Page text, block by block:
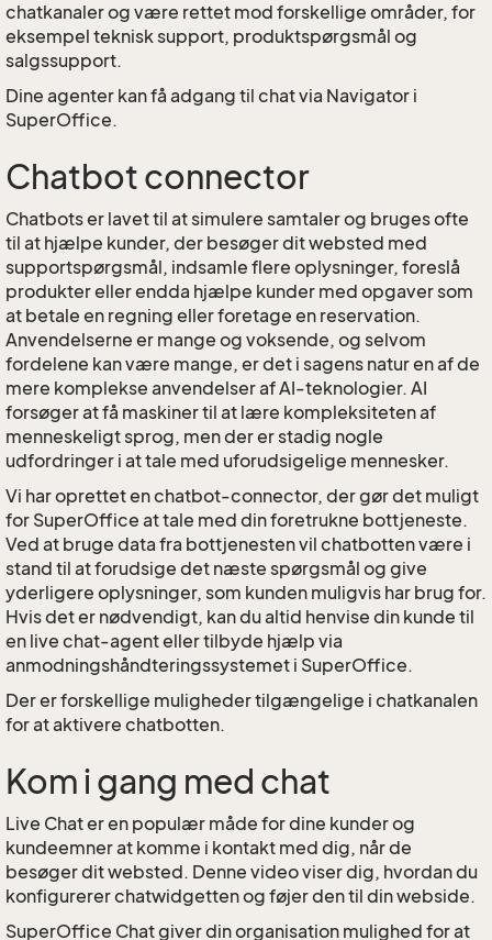
chatkanaler og være rettet mod forskellige områder, for
eksempel teknisk support, produktspørgsmål og
salgssupport.
Dine agenter kan få adgang til chat via Navigator i
SuperOffice.
Chatbot connector
Chatbots er lavet til at simulere samtaler og bruges ofte
til at hjælpe kunder, der besøger dit websted med
supportspørgsmål, indsamle flere oplysninger, foreslå
produkter eller endda hjælpe kunder med opgaver som
at betale en regning eller foretage en reservation.
Anvendelserne er mange og voksende, og selvom
fordelene kan være mange, er det i sagens natur en af de
mere komplekse anvendelser af AI-teknologier. AI
forsøger at få maskiner til at lære kompleksiteten af
menneskeligt sprog, men der er stadig nogle
udfordringer i at tale med uforudsigelige mennesker.
Vi har oprettet en chatbot-connector, der gør det muligt
for SuperOffice at tale med din foretrukne bottjeneste.
Ved at bruge data fra bottjenesten vil chatbotten være i
stand til at forudsige det næste spørgsmål og give
yderligere oplysninger, som kunden muligvis har brug for.
Hvis det er nødvendigt, kan du altid henvise din kunde til
en live chat-agent eller tilbyde hjælp via
anmodningshåndteringssystemet i SuperOffice.
Der er forskellige muligheder tilgængelige i chatkanalen
for at aktivere chatbotten.
Kom i gang med chat
Live Chat er en populær måde for dine kunder og
kundeemner at komme i kontakt med dig, når de
besøger dit websted. Denne video viser dig, hvordan du
konfigurerer chatwidgetten og føjer den til din webside.
SuperOffice Chat giver din organisation mulighed for at